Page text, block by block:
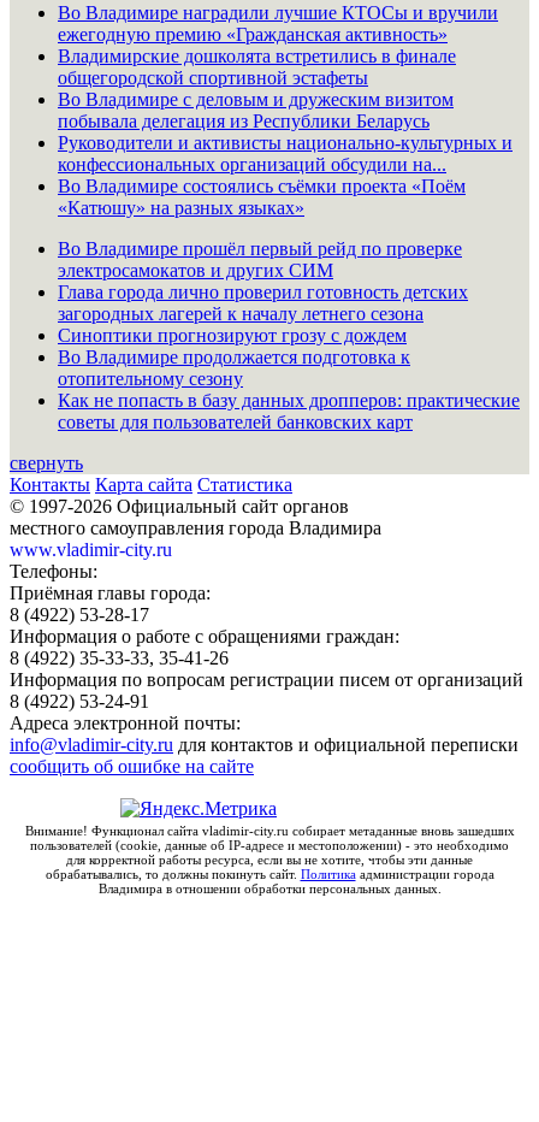
873
01.01.2020
аренды №
6593 от
01.01.2020
ООО "Экофил" 2
25.01.2020
договор
аренды №
6619 от
25.01.2020
ООО "НПП "ТНП" 3
877
аренды №
6592 от
01.01.2020
ООО "Арсенал
Технологий"
договор
аренды №
6587 от
01.01.2020
ООО "РИКОНТ"
880
25.01.2020
аренды №
6617 от
25.01.2020
ООО "Гремлос"
881
аренды №
6596 ОТ
01.01.2020
Во Владимире наградили лучшие КТОСы и вручили
ежегодную премию «Гражданская активность»
Владимирские дошколята встретились в финале
общегородской спортивной эстафеты
Во Владимире с деловым и дружеским визитом
побывала делегация из Республики Беларусь
Руководители и активисты национально-культурных и
конфессиональных организаций обсудили на...
Во Владимире состоялись съёмки проекта «Поём
«Катюшу» на разных языках»
Во Владимире прошёл первый рейд по проверке
электросамокатов и других СИМ
Глава города лично проверил готовность детских
загородных лагерей к началу летнего сезона
Синоптики прогнозируют грозу с дождем
Во Владимире продолжается подготовка к
отопительному сезону
Как не попасть в базу данных дропперов: практические
советы для пользователей банковских карт
свернуть
Контакты Карта сайта Статистика
© 1997-2026 Официальный сайт органов
местного самоуправления города Владимира
www.vladimir-city.ru
Телефоны:
Приёмная главы города:
8 (4922) 53-28-17
Информация о работе с обращениями граждан:
8 (4922) 35-33-33, 35-41-26
Информация по вопросам регистрации писем от организаций
8 (4922) 53-24-91
Адреса электронной почты:
info@vladimir-city.ru для контактов и официальной переписки
сообщить об ошибке на сайте
Внимание! Функционал сайта vladimir-city.ru собирает метаданные вновь зашедших
пользователей (cookie, данные об IP-адресе и местоположении) - это необходимо
для корректной работы ресурса, если вы не хотите, чтобы эти данные
обрабатывались, то должны покинуть сайт. Политикаадминистрации города
Владимира в отношении обработки персональных данных.